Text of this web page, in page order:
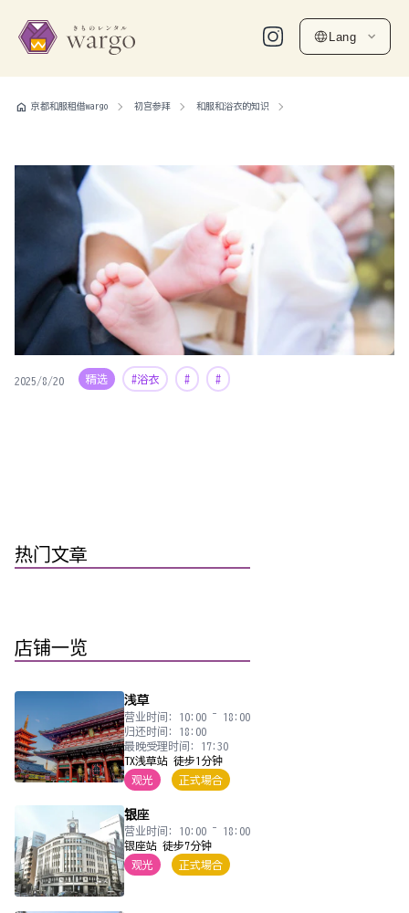
Lang
home 京都和服租借wargo 初宫参拜 和服和浴衣的知识
2025/8/20 精选 #浴衣 # #
热门文章
店铺一览
浅草
营业时间: 10:00 ~ 18:00
归还时间: 18:00
最晚受理时间: 17:30
TX浅草站 徒步1分钟
观光
正式場合
银座
营业时间: 10:00 ~ 18:00
银座站 徒步7分钟
观光
正式場合